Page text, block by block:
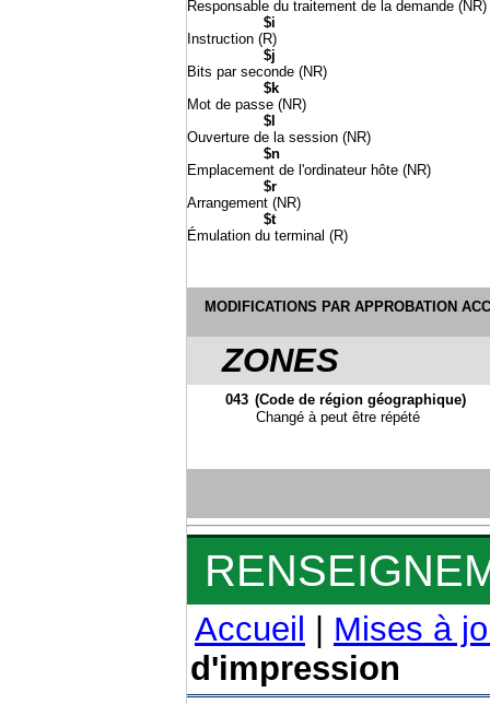
Responsable du traitement de la demande (NR)
$i
Instruction (R)
$j
Bits par seconde (NR)
$k
Mot de passe (NR)
$l
Ouverture de la session (NR)
$n
Emplacement de l'ordinateur hôte (NR)
$r
Arrangement (NR)
$t
Émulation du terminal (R)
MODIFICATIONS PAR APPROBATION
ZONES
043 (Code de région géographique)
Changé à peut être répété
Accueil | Mises à
d'impression